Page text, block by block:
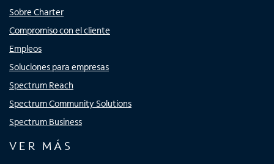
Sobre Charter
Compromiso con el cliente
Empleos
Soluciones para empresas
Spectrum Reach
Spectrum Community Solutions
Spectrum Business
VER MÁS